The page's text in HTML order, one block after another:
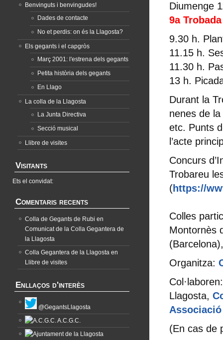
Diumenge
9a
9.30 h.
11.15 h.
11.30 h.
13 h.
Durant la
nenes de
etc. Punts
l’acte
Concurs
Trobareu
(https://
Colles
Montornès
Organitza:
Llagosta,
(En cas de
Benvinguts i benvingudes!
Dades de contacte
No et perdis: on és la Llagosta?
Els gegants i el capgròs
Març 2001: l'estrena dels gegants
Petita història dels gegants
En Llago
La colla de la Llagosta
La Junta Directiva
Secció musical
Llibre de visites
Visitants
Ets el convidat:
Comentaris recents
Colla de Gegants de Rubi en
Comunicat de la Colla Gegantera de
la Llagosta
Colla Gegantera de la Llagosta en
Llibre de visites
Enllaços d'interès
@GegantsLlagosta
A.C.G.C.